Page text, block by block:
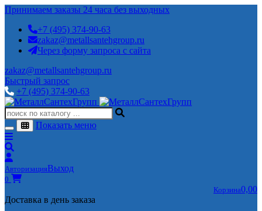
Принимаем заказы 24 часа без выходных
+7 (495) 374-90-63
zakaz@metallsantehgroup.ru
Через форму запроса с сайта
zakaz@metallsantehgroup.ru
Быстрый запрос
+7 (495) 374-90-63
Показать меню
АвторизацияВыход
0
Корзина0,00
Доставка в день заказа